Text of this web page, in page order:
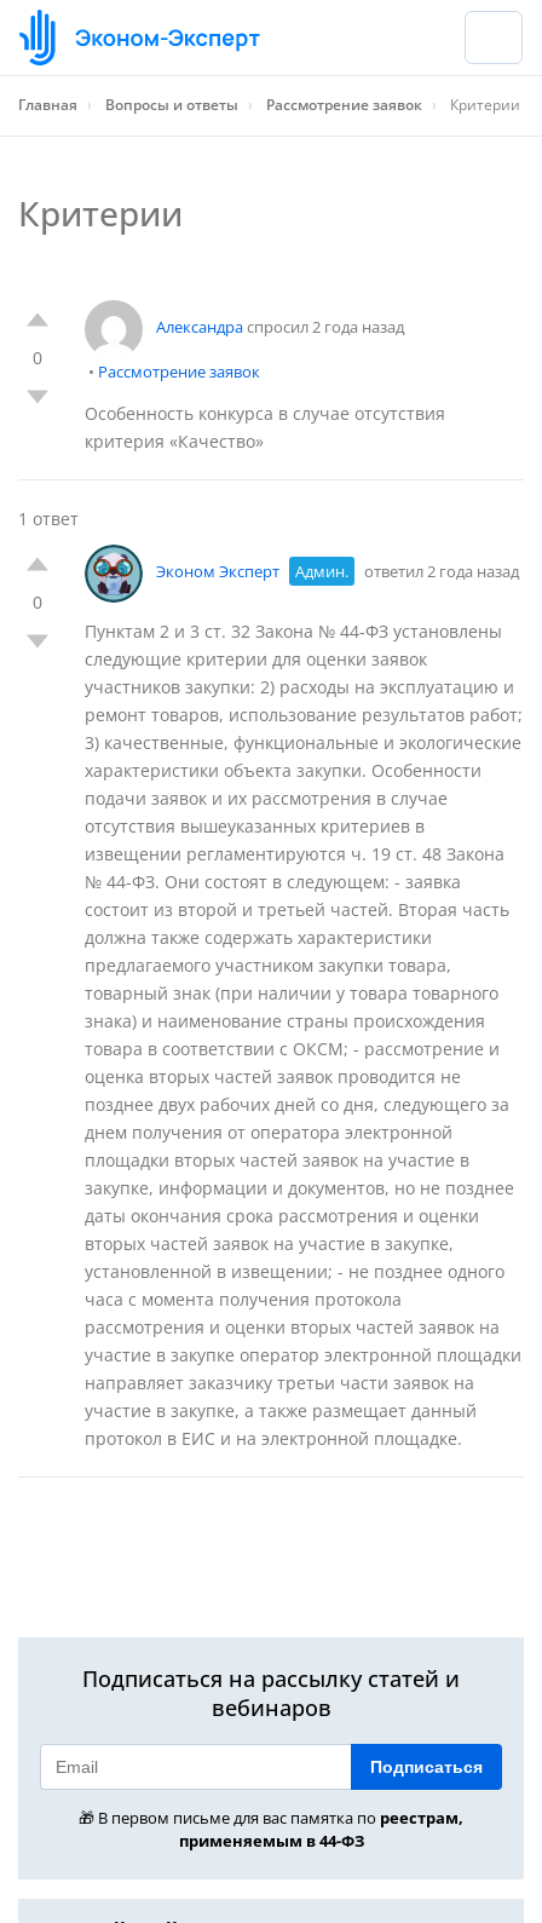
Главная › Вопросы и ответы › Рассмотрение заявок › Критерии
Критерии
0
Александраспросил 2 года назад
• Рассмотрение заявок
Особенность конкурса в случае отсутствия
критерия «Качество»
1 ответ
0
Эконом Эксперт Админ. ответил 2 года назад
Пунктам 2 и 3 ст. 32 Закона № 44-ФЗ установлены
следующие критерии для оценки заявок
участников закупки: 2) расходы на эксплуатацию и
ремонт товаров, использование результатов работ;
3) качественные, функциональные и экологические
характеристики объекта закупки. Особенности
подачи заявок и их рассмотрения в случае
отсутствия вышеуказанных критериев в
извещении регламентируются ч. 19 ст. 48 Закона
№ 44-ФЗ. Они состоят в следующем: - заявка
состоит из второй и третьей частей. Вторая часть
должна также содержать характеристики
предлагаемого участником закупки товара,
товарный знак (при наличии у товара товарного
знака) и наименование страны происхождения
товара в соответствии с ОКСМ; - рассмотрение и
оценка вторых частей заявок проводится не
позднее двух рабочих дней со дня, следующего за
днем получения от оператора электронной
площадки вторых частей заявок на участие в
закупке, информации и документов, но не позднее
даты окончания срока рассмотрения и оценки
вторых частей заявок на участие в закупке,
установленной в извещении; - не позднее одного
часа с момента получения протокола
рассмотрения и оценки вторых частей заявок на
участие в закупке оператор электронной площадки
направляет заказчику третьи части заявок на
участие в закупке, а также размещает данный
протокол в ЕИС и на электронной площадке.
Подписаться на рассылку статей и
вебинаров
Подписаться
🎁 В первом письме для вас памятка по реестрам,
применяемым в 44-ФЗ